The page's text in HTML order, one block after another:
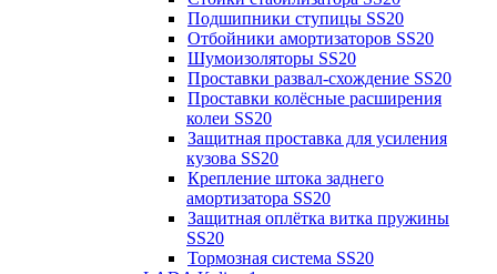
Подшипники ступицы SS20
Отбойники амортизаторов SS20
Шумоизоляторы SS20
Проставки развал-схождение SS20
Проставки колёсные расширения
колеи SS20
Защитная проставка для усиления
кузова SS20
Крепление штока заднего
амортизатора SS20
Защитная оплётка витка пружины
SS20
Тормозная система SS20